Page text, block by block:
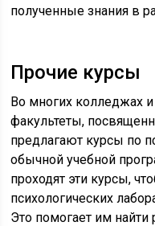
полученные знания в
Прочие курсы
Во многих колледжах и
факультеты,
предлагают курсы по
обычной учебной
проходят эти курсы,
психологических
Это помогает им найти